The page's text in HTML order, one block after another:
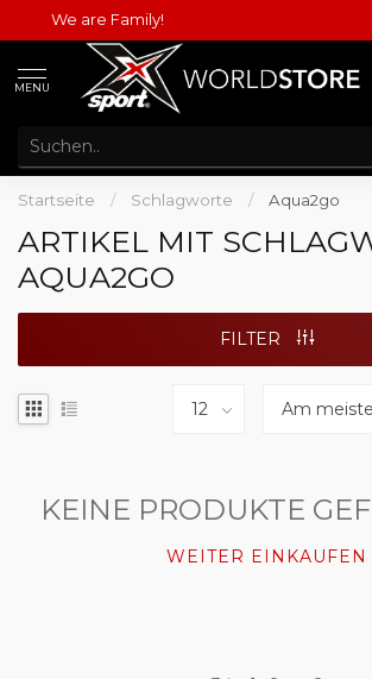
We are Family!
MENU
Startseite / Schlagworte / Aqua2go
ARTIKEL MIT
AQUA2GO
FILTER
KEINE PRODUKTE
WEITER EINKAUFEN